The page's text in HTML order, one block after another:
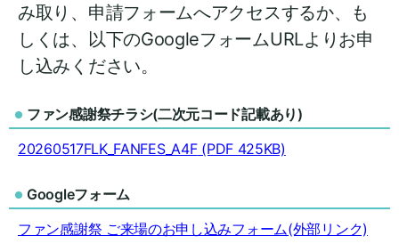
み取り、申請フォームへアクセスするか、も
しくは、以下のGoogleフォームURLよりお申
し込みください。
ファン感謝祭チラシ(二次元コード記載あり)
20260517FLK_FANFES_A4F(PDF 425KB)
Googleフォーム
ファン感謝祭 ご来場のお申し込みフォーム(外部リンク)